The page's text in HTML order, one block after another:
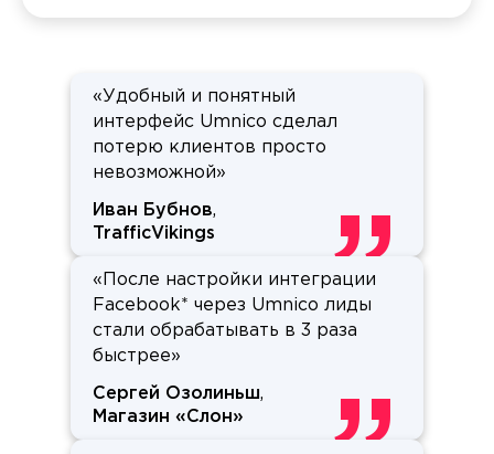
«Удобный и понятный
интерфейс Umnico сделал
потерю клиентов просто
невозможной»
Иван Бубнов,
TrafficVikings
«После настройки интеграции
Facebook* через Umnico лиды
стали обрабатывать в 3 раза
быстрее»
Сергей Озолиньш,
Магазин «Слон»